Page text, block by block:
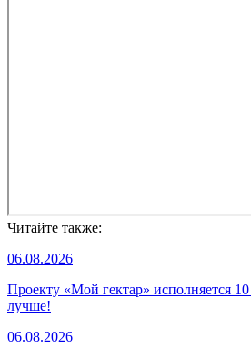
Читайте также:
06.08.2026
Проекту «Мой гектар» исполняется
лучше!
06.08.2026